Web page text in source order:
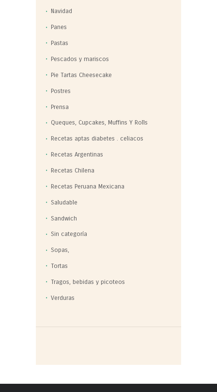
Navidad
Panes
Pastas
Pescados y mariscos
Pie Tartas Cheesecake
Postres
Prensa
Queques, Cupcakes, Muffins Y Rolls
Recetas aptas diabetes . celiacos
Recetas Argentinas
Recetas Chilena
Recetas Peruana Mexicana
Saludable
Sandwich
Sin categoría
Sopas,
Tortas
Tragos, bebidas y picoteos
Verduras